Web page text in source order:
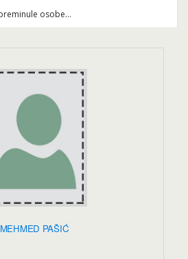
MEHMED PAŠIĆ